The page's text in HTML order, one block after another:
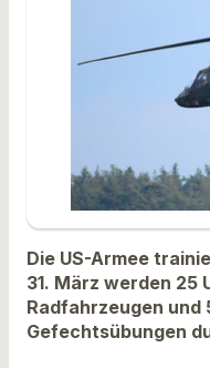
Die US-Armee
31. März werden 25
Radfahrzeugen und
Gefechtsübungen